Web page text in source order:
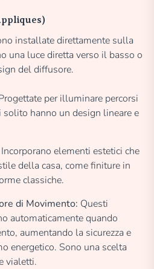
installate direttamente sulla
una luce diretta verso il basso o
del diffusore.
per illuminare percorsi
solito hanno un design lineare e
Incorporano elementi estetici che
della casa, come finiture in
classiche.
di Movimento: Questi
automaticamente quando
aumentando la sicurezza e
energetico. Sono una scelta
vialetti.